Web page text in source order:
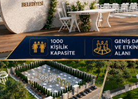
13:28 Yedi Güzel
16:19 Şehrin İlk